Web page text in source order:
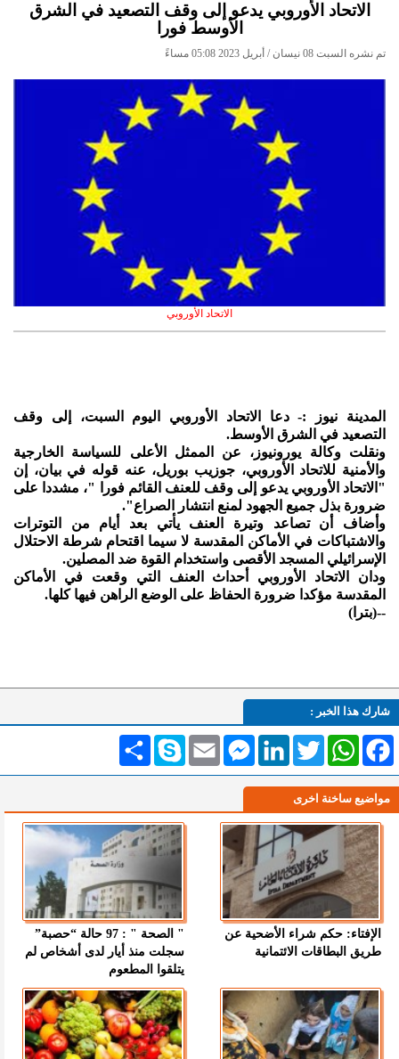
الاتحاد الأوروبي يدعو إلى وقف التصعيد في الشرق
الأوسط فورا
تم نشره السبت 08 نيسان / أبريل 2023 05:08 مساءً
الاتحاد الأوروبي
المدينة نيوز :- دعا الاتحاد الأوروبي اليوم السبت، إلى وقف
التصعيد في الشرق الأوسط.
ونقلت وكالة يورونيوز، عن الممثل الأعلى للسياسة الخارجية
والأمنية للاتحاد الأوروبي، جوزيب بوريل، عنه قوله في بيان، إن
"الاتحاد الأوروبي يدعو إلى وقف للعنف القائم فورا "، مشددا على
ضرورة بذل جميع الجهود لمنع انتشار الصراع".
وأضاف أن تصاعد وتيرة العنف يأتي بعد أيام من التوترات
والاشتباكات في الأماكن المقدسة لا سيما اقتحام شرطة الاحتلال
الإسرائيلي المسجد الأقصى واستخدام القوة ضد المصلين.
ودان الاتحاد الأوروبي أحداث العنف التي وقعت في الأماكن
المقدسة مؤكدا ضرورة الحفاظ على الوضع الراهن فيها كلها.
--(بترا)
شارك هذا الخبر :
انشر Skype Email
MessengerLinkedInTwitterWhatsAppFacebook
مواضيع ساخنة اخرى
الإفتاء: حكم شراء الأضحية عن
طريق البطاقات الائتمانية
" الصحة " : 97 حالة “حصبة”
سجلت منذ أيار لدى أشخاص لم
يتلقوا المطعوم